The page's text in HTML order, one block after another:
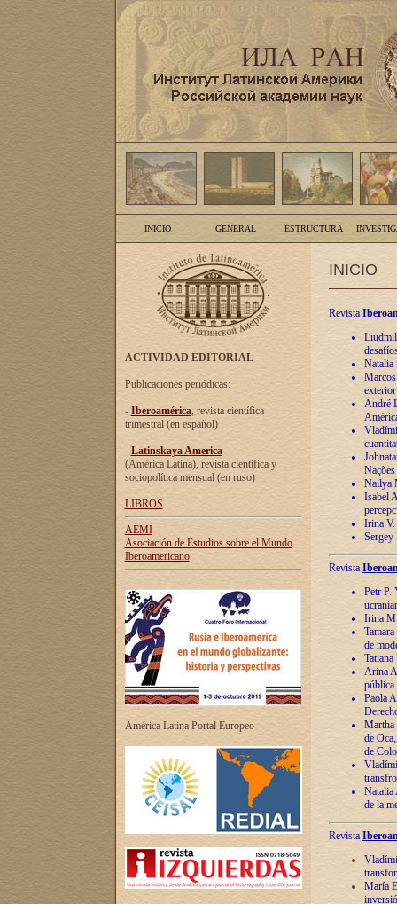
INICIO GENERAL ESTRUCTURA
ACTIVIDAD EDITORIAL
Publicaciones periódicas:
- Iberoamérica, revista científica
trimestral (en español)
- Latinskaya America
(América Latina), revista científica y
sociopolítica mensual (en ruso)
LIBROS
AEMI
Asociación de Estudios sobre el Mundo
Iberoamericano
América Latina Portal Europeo
INICIO
Revista
Natalia
André
Nailya
Isabel
Irina V.
Sergey
Revista
Petr P.
Irina
de
Arina
pública
Paola
Martha
de
de
Natalia
de la
Revista
María